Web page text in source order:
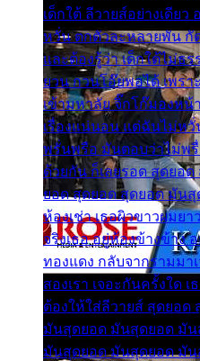
เด็กใต้ ลีวายส์อย่างเดียว
หวั่น ตกตัวละหลายพัน กั
และต้องรู้ว่า เด็กใต้ไม่ธ
ยวน กวนโอ๊ยพอได้ เพรา
เข้ามหาลัย จิ๊กโก๊มองหน้
เรื่องแน่นอน แต่ฉันไม่ห
พรั่นพรือ มันตอบว่าไม่พรื่
ด้วยกัน ก็เลยรอด สุดยอ
ยอด สุดยอด สุดยอด มัน
ห้องเช่า เธอผิวขาวผมย
จริงเธอ อยู่ห้องข้างข้าง
ทองแดง กลับจากรามมา
สองเรา เจอะกันครั้งใด
ต้องให้ใส่ลีวายส์ สุดยอ
มันสุดยอด มันสุดยอด มั
มันสุดยอด มันสุดยอด มั